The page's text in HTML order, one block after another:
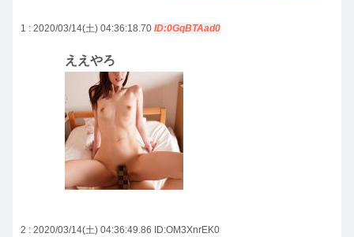
1 : 2020/03/14(土) 04:36:18.70 ID:0GqBTAad0
ええやろ
2 : 2020/03/14(土) 04:36:49.86 ID:OM3XnrEK0